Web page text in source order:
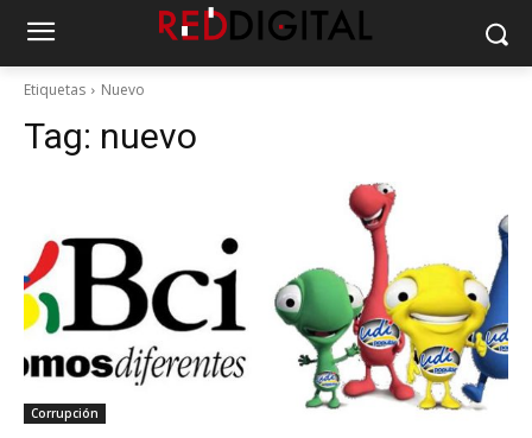
Etiquetas Nuevo
Tag: nuevo
Corrupción